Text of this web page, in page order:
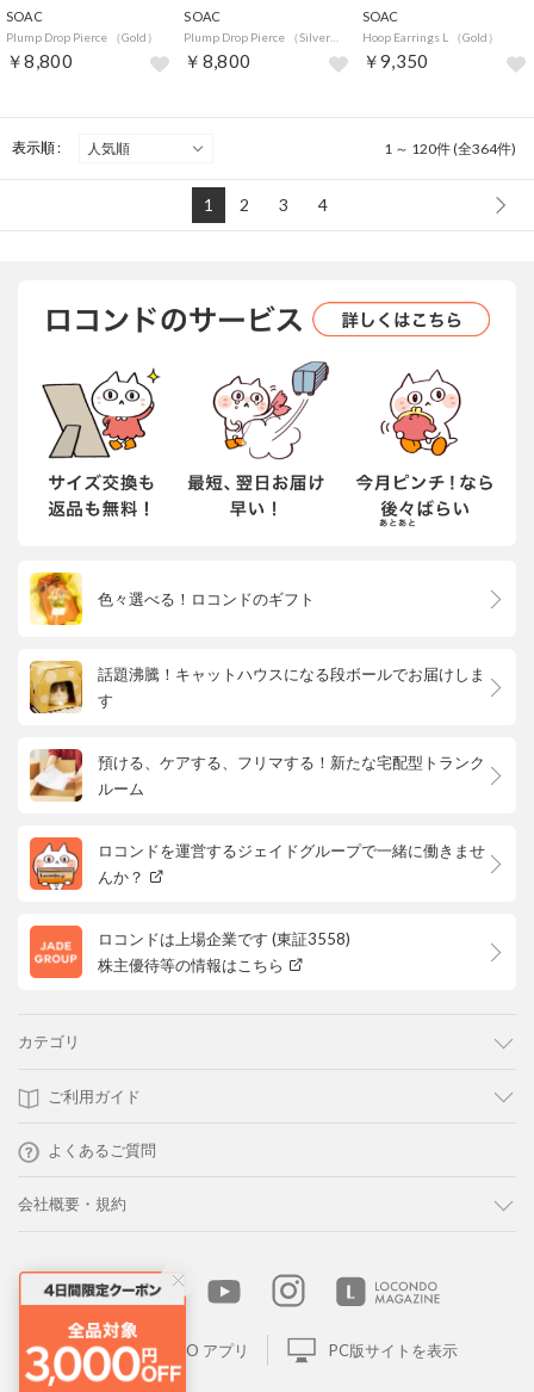
SOAC
Plump Drop Pierce （Gold）
￥8,800
SOAC
￥8,800
SOAC
Hoop Earrings L （Gold）
￥9,350
表示順 : 1 ～ 120件 (全364件)
1 2 3 4
色々選べる！ロコンドのギフト
話題沸騰！キャットハウスになる段ボールでお届けしま
す
預ける、ケアする、フリマする！新たな宅配型トランク
ルーム
ロコンドを運営するジェイドグループで一緒に働きませ
んか？
ロコンドは上場企業です (東証3558)
株主優待等の情報はこちら
カテゴリ
ご利用ガイド
よくあるご質問
会社概要・規約
LOCONDO アプリ PC版サイトを表示